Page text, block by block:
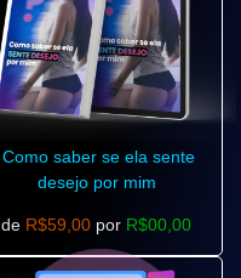
Como saber se ela sente
desejo por mim
de R$59,00 por R$00,00